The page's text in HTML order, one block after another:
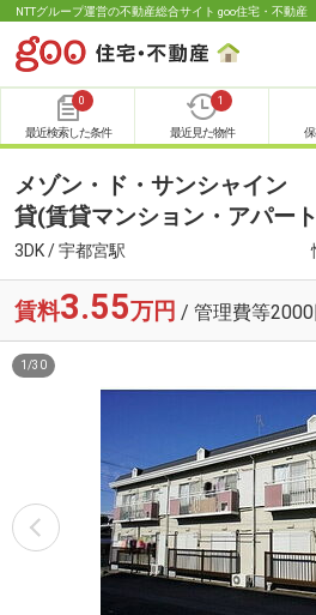
NTTグループ運営の不動産総合サイト goo住宅・不動産
0
最近検索した条件
1
最近見た物件
メゾン・ド・サンシャイン
貸(賃貸マンション・アパー
3DK / 宇都宮駅
賃料3.55万円 / 管理費等2000
1 /30